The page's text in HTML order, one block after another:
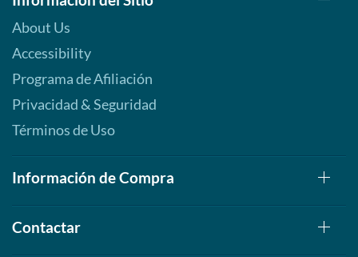
About Us
Accessibility
Programa de Afiliación
Privacidad & Seguridad
Términos de Uso
Información de Compra
Contactar